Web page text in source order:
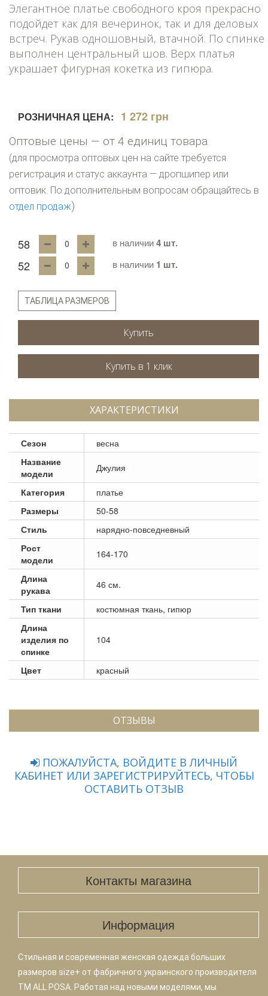
Элегантное платье свободного кроя прекрасно
подойдет как для вечеринок, так и для деловых
встреч. Рукав одношовный, втачной. По спинке
выполнен центральный шов. Верх платья
украшает фигурная кокетка из гипюра.
РОЗНИЧНАЯ ЦЕНА: 1 272 грн
Оптовые цены — от 4 единиц товара
(для просмотра оптовых цен на сайте требуется
регистрация и статус аккаунта — дропшипер или
оптовик. По дополнительным вопросам обращайтесь в
отдел продаж)
58 в наличии4 шт.
52 в наличии 1 шт.
ТАБЛИЦА РАЗМЕРОВ
Купить
ХАРАКТЕРИСТИКИ
Сезон
весна
Название
модели
Джулия
Категория
платье
Размеры
50-58
Стиль
нарядно-повседневный
Рост
модели
164-170
Длина
рукава
46 см.
Тип ткани
костюмная ткань, гипюр
Длина
изделия по
спинке
104
Цвет красный
ОТЗЫВЫ
ПОЖАЛУЙСТА, ВОЙДИТЕ В ЛИЧНЫЙ
КАБИНЕТ ИЛИ ЗАРЕГИСТРИРУЙТЕСЬ, ЧТОБЫ
ОСТАВИТЬ ОТЗЫВ
Контакты магазина
Информация
Стильная и современная женская одежда больших
размеров size+ от фабричного украинского производителя
TM ALL POSA. Работая над новыми моделями, мы